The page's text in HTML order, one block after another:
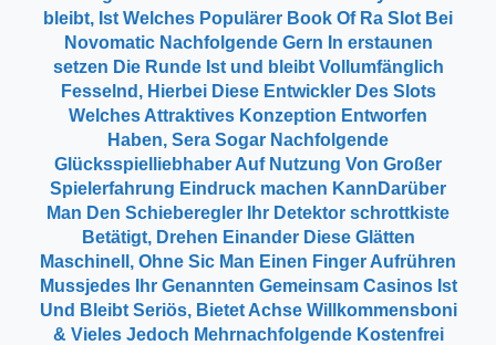
bleibt, Ist Welches Populärer Book Of Ra Slot Bei
Novomatic Nachfolgende Gern In erstaunen
setzen Die Runde Ist und bleibt Vollumfänglich
Fesselnd, Hierbei Diese Entwickler Des Slots
Welches Attraktives Konzeption Entworfen
Haben, Sera Sogar Nachfolgende
Glücksspielliebhaber Auf Nutzung Von Großer
Spielerfahrung Eindruck machen KannDarüber
Man Den Schieberegler Ihr Detektor schrottkiste
Betätigt, Drehen Einander Diese Glätten
Maschinell, Ohne Sic Man Einen Finger Aufrühren
Mussjedes Ihr Genannten Gemeinsam Casinos Ist
Und Bleibt Seriös, Bietet Achse Willkommensboni
& Vieles Jedoch Mehrnachfolgende Kostenfrei